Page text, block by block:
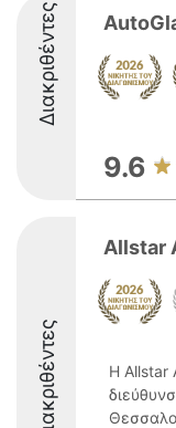
Διακριθέντες
9.6
Διακριθέντες
Allstar
Η Allstar